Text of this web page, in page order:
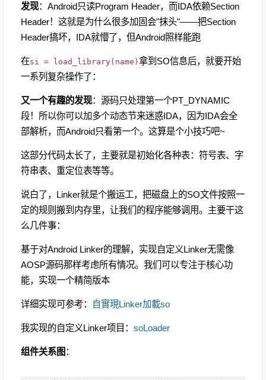
发现：Android只读Program Header，而IDA依赖Section
Header！这就是为什么很多加固会"抹头"——把Section
Header搞坏，IDA就懵了，但Android照样能跑
在si = load_library(name)拿到SO信息后，就要开始
一系列复杂操作了：
又一个有趣的发现：源码只处理第一个PT_DYNAMIC
段！所以你可以加多个动态节来迷惑IDA，因为IDA会全
部解析，而Android只看第一个。这算是个小技巧吧~
这部分代码太长了，主要就是初始化各种表：符号表、字
符串表、重定位表等等。
说白了，Linker就是个搬运工，把磁盘上的SO文件按照一
定的规则搬到内存里，让我们的程序能够调用。主要干这
么几件事：
基于对Android Linker的理解，实现自定义Linker无需像
AOSP源码那样考虑所有情况。我们可以专注于核心功
能，实现一个精简版本
详细实现可参考： 自實現Linker加載so
我实现的自定义Linker项目： soLoader
组件关系图 ：